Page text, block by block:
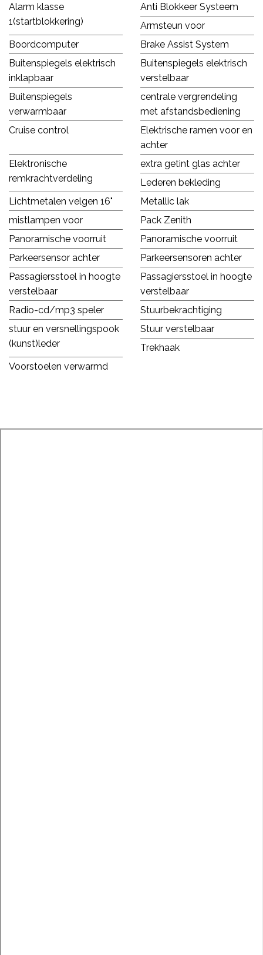
Alarm klasse
1(startblokkering)
Anti Blokkeer Systeem
Armsteun voor
Boordcomputer
Brake Assist System
Buitenspiegels elektrisch
inklapbaar
Buitenspiegels elektrisch
verstelbaar
Buitenspiegels
verwarmbaar
centrale vergrendeling
met afstandsbediening
Cruise control
Elektrische ramen voor en
achter
Elektronische
remkrachtverdeling
extra getint glas achter
Lederen bekleding
Lichtmetalen velgen 16"
Metallic lak
mistlampen voor
Pack Zenith
Panoramische voorruit
Panoramische voorruit
Parkeersensor achter
Parkeersensoren achter
Passagiersstoel in hoogte
verstelbaar
Passagiersstoel in hoogte
verstelbaar
Radio-cd/mp3 speler
Stuurbekrachtiging
stuur en versnellingspook
(kunst)leder
Stuur verstelbaar
Trekhaak
Voorstoelen verwarmd